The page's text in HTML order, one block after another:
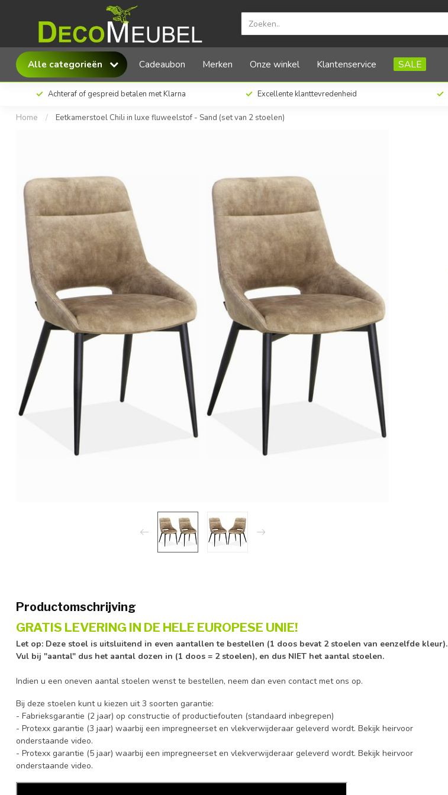
Alle categorieën Cadeaubon Merken Onze winkel Klantenservice SALE
Achteraf of gespreid betalen met Klarna Excellente klanttevredenheid
Home / Eetkamerstoel Chili in luxe fluweelstof - Sand (set van 2 stoelen)
MX Sofa Eetkamerstoel Chili in luxe fluweelstof - Sand (set van 2 stoelen)
Productomschrijving
GRATIS LEVERING IN DE HELE EUROPESE UNIE!
Let op: Deze stoel is uitsluitend in even aantallen te bestellen (1 doos bevat 2 stoelen van eenzelfde kleur).
Vul bij "aantal" dus het aantal dozen in (1 doos = 2 stoelen), en dus NIET het aantal stoelen.
Indien u een oneven aantal stoelen wenst te bestellen, neem dan even contact met ons op.
Bij deze stoelen kunt u kiezen uit 3 soorten garantie:
- Fabrieksgarantie (2 jaar) op constructie of productiefouten (standaard inbegrepen)
- Protexx garantie (3 jaar) waarbij een impregneerset en vlekverwijderaar geleverd wordt. Bekijk heirvoor
onderstaande video.
- Protexx garantie (5 jaar) waarbij een impregneerset en vlekverwijderaar geleverd wordt. Bekijk heirvoor
onderstaande video.